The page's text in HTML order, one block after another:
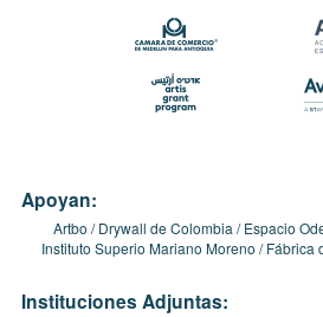
Apoyan:
Artbo Drywall de Colombia Espacio
Instituto Superio Mariano Moreno
Fábrica
Instituciones Adjuntas: